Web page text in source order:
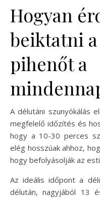
Hogyan
beiktatni
pihenőt a
A délutáni szunyókálás
megfelelő időzítés és
hogy a 10-30 perces
elég hosszúak ahhoz,
hogy befolyásolják az
Az ideális időpont a
délután, nagyjából 13